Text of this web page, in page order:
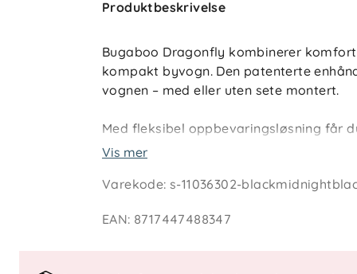
Produktbeskrivelse
Bugaboo Dragonfly kombinerer
kompakt byvogn. Den patenterte
vognen – med eller uten sete montert.
Med fleksibel oppbevaringsløsning får
full fjæring gir en myk og stabil trilletur
Nøkkelfunksjoner
Vis mer
Varekode:s-11036302-
EAN: 8717447488347